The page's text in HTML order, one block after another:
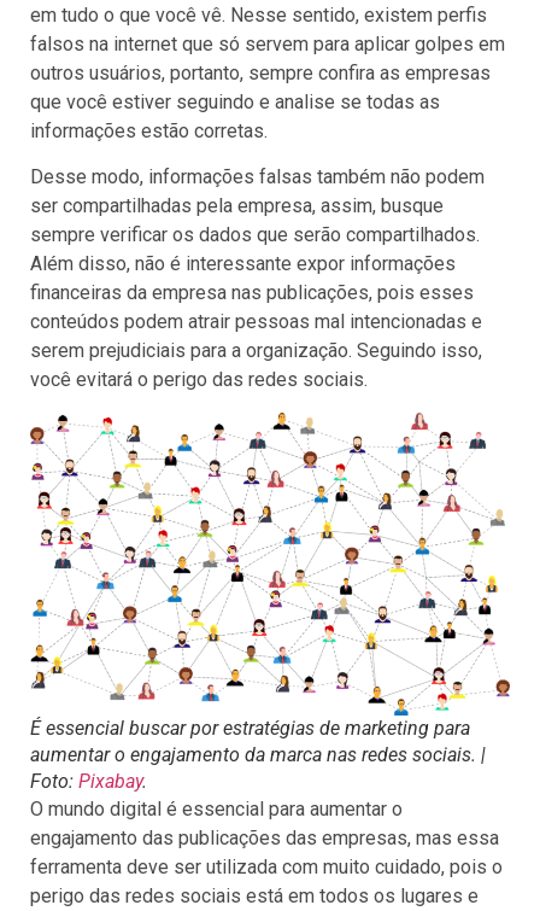
em tudo o que você vê. Nesse sentido, existem perfis
falsos na internet que só servem para aplicar golpes em
outros usuários, portanto, sempre confira as empresas
que você estiver seguindo e analise se todas as
informações estão corretas.
Desse modo, informações falsas também não podem
ser compartilhadas pela empresa, assim, busque
sempre verificar os dados que serão compartilhados.
Além disso, não é interessante expor informações
financeiras da empresa nas publicações, pois esses
conteúdos podem atrair pessoas mal intencionadas e
serem prejudiciais para a organização. Seguindo isso,
você evitará o perigo das redes sociais.
É essencial buscar por estratégias de marketing para
aumentar o engajamento da marca nas redes sociais. |
Foto: Pixabay.
O mundo digital é essencial para aumentar o
engajamento das publicações das empresas, mas essa
ferramenta deve ser utilizada com muito cuidado, pois o
perigo das redes sociais está em todos os lugares e